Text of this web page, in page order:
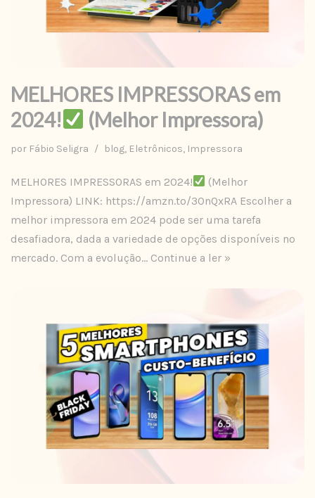
MELHORES IMPRESSORAS em
2024!
(Melhor Impressora)
por Fábio Seligra blog, Eletrônicos, Impressora
MELHORES IMPRESSORAS em 2024!
(Melhor
Impressora) LINK: https://amzn.to/3OnQxRA Escolher a
melhor impressora em 2024 pode ser uma tarefa
desafiadora, dada a variedade de opções disponíveis no
mercado. Com a evolução… Continue a ler »